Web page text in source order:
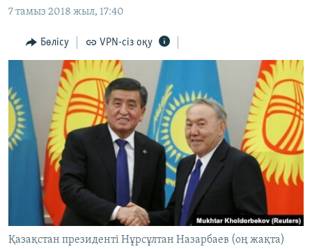
to
Navigation
Skip
Search
ҚАҢТАР ОҚИҒАСЫ
АДАМ ҚҰҚЫҚТАРЫ
ӘЛЕУМЕТ
ӘЛЕМ
АРНАЙЫ ЖОБАЛАР
Русский
ЖАЗЫЛЫҢЫЗ
7 тамыз 2018 жыл, 17:40
Бөлісу VPN-сіз оқу
Қазақстан президенті Нұрсұлтан Назарбаев (оң жақта)